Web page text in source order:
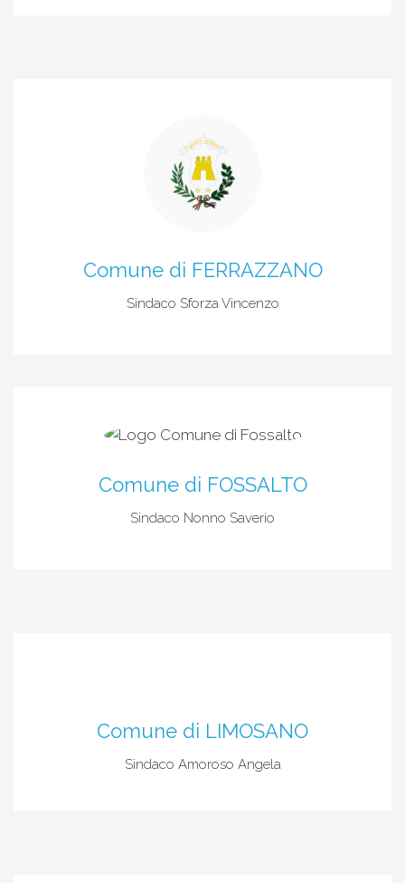
Comune di FERRAZZANO
Sindaco Sforza Vincenzo
Comune di FOSSALTO
Sindaco Nonno Saverio
Comune di LIMOSANO
Sindaco Amoroso Angela